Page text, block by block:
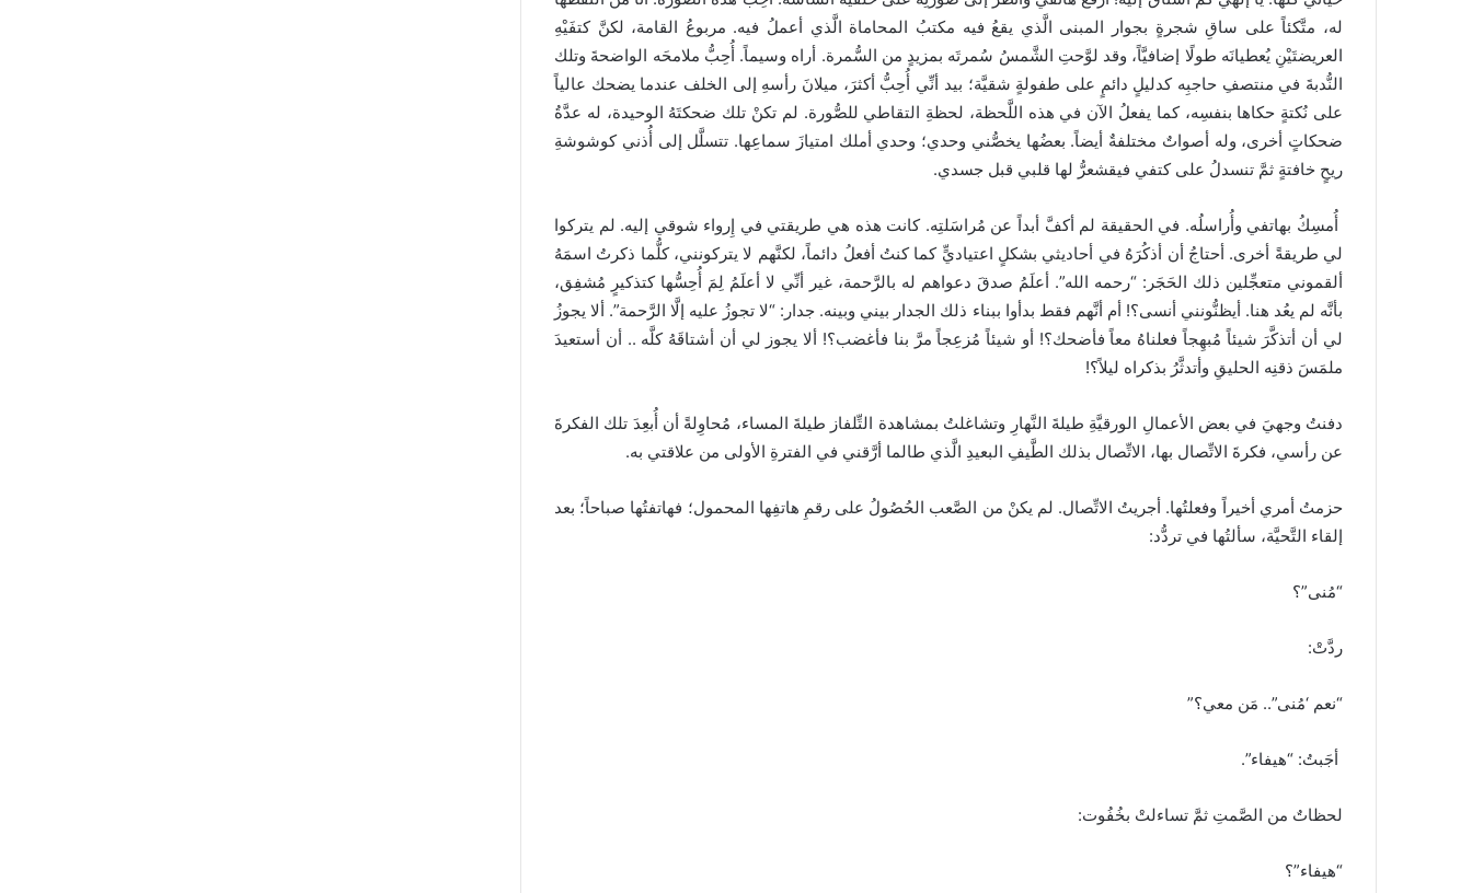
له، متَّكئاً على ساقِ شجرةٍ بجوار المبنى الَّذي يقعُ فيه مكتبُ المحاماة الَّذي أعملُ فيه. مربوعُ القامة، لكنَّ كتفَيْهِ
العريضتَيْنِ يُعطيانَه طولًا إضافيَّاً، وقد لوَّحتِ الشَّمسُ سُمرتَه بمزيدٍ من السُّمرة. أراه وسيماً. أُحِبُّ ملامحَه الواضحةَ وتلك
النُّدبةَ في منتصفِ حاجبِه كدليلٍ دائمٍ على طفولةٍ شقيَّة؛ بيد أنِّي أُحِبُّ أكثرَ، ميلانَ رأسهِ إلى الخلف عندما يضحك عالياً
على نُكتةٍ حكاها بنفسِه، كما يفعلُ الآن في هذه اللَّحظة، لحظةِ التقاطي للصُّورة. لم تكنْ تلك ضحكتَهُ الوحيدة، له عدَّةُ
ضحكاتٍ أخرى، وله أصواتٌ مختلفةٌ أيضاً. بعضُها يخصُّني وحدي؛ وحدي أملك امتيازَ سماعِها. تتسلَّل إلى أُذني كوشوشةِ
ريحٍ خافتةٍ ثمَّ تنسدلُ على كتفي فيقشعرُّ لها قلبي قبل جسدي.
أُمسِكُ بهاتفي وأُراسلُه. في الحقيقة لم أكفَّ أبداً عن مُراسَلتِه. كانت هذه هي طريقتي في إِرواء شوقي إليه. لم يتركوا
لي طريقةً أخرى. أحتاجُ أن أذكُرَهُ في أحاديثي بشكلٍ اعتياديٍّ كما كنتُ أفعلُ دائماً، لكنَّهم لا يتركونني، كلُّما ذكرتُ اسمَهُ
ألقموني متعجِّلين ذلك الحَجَر: “رحمه الله”. أعلَمُ صدقَ دعواهم له بالرَّحمة، غير أنِّي لا أعلَمُ لِمَ أُحِسُّها كتذكيرٍ مُشفِق،
بأنَّه لم يعُد هنا. أيظنُّونني أنسى؟! أم أنَّهم فقط بدأوا ببناء ذلك الجدار بيني وبينه. جدار: “لا تجوزُ عليه إلَّا الرَّحمة”. ألا يجوزُ
لي أن أتذكَّرَ شيئاً مُبهِجاً فعلناهُ معاً فأضحك؟! أو شيئاً مُزعِجاً مرَّ بنا فأغضب؟! ألا يجوز لي أن أشتاقَهُ كلَّه .. أن أستعيدَ
ملمَسَ ذقنِه الحليقِ وأتدثَّرُ بذكراه ليلاً؟!
دفنتُ وجهيَ في بعض الأعمالِ الورقيَّةِ طيلةَ النَّهارِ وتشاغلتُ بمشاهدة التِّلفاز طيلةَ المساء، مُحاوِلةً أن أُبعِدَ تلك الفكرةَ
عن رأسي، فكرةَ الاتِّصال بها، الاتِّصال بذلك الطَّيفِ البعيدِ الَّذي طالما أرَّقني في الفترةِ الأولى من علاقتي به.
حزمتُ أمري أخيراً وفعلتُها. أجريتُ الاتِّصال. لم يكنْ من الصَّعب الحُصُولُ على رقمِ هاتفِها المحمول؛ فهاتفتُها صباحاً؛ بعد
إلقاء التَّحيَّة، سألتُها في تردُّد:
“مُنى”؟
ردَّتْ:
“نعم ‘مُنى”.. مَن معي؟”
أجَبتُ: “هيفاء”.
لحظاتٌ من الصَّمتِ ثمَّ تساءلتْ بخُفُوت:
“هيفاء”؟